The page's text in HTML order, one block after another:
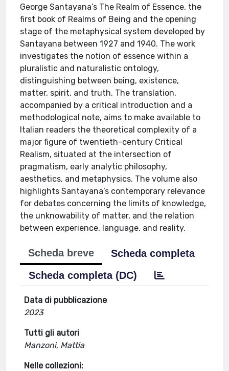
George Santayana’s The Realm of Essence, the
first book of Realms of Being and the opening
stage of the metaphysical system developed by
Santayana between 1927 and 1940. The work
investigates the notion of essence within a
pluralistic and naturalistic ontology,
distinguishing between being, existence,
matter, spirit, and truth. The translation,
accompanied by a critical introduction and a
methodological note, aims to make available to
Italian readers the theoretical complexity of a
major figure of twentieth-century Critical
Realism, situated at the intersection of
pragmatism, early analytic philosophy,
aesthetics, and metaphysics. The volume also
highlights Santayana’s contemporary relevance
for debates concerning the limits of knowledge,
the unknowability of matter, and the relation
between experience, language, and reality.
Scheda breve
Scheda completa
Scheda completa (DC)
Data di pubblicazione
2023
Tutti gli autori
Manzoni, Mattia
Nelle collezioni: